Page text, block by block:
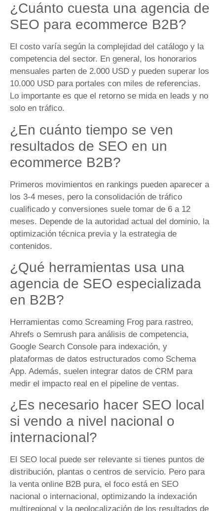
¿Cuánto cuesta una agencia de
SEO para ecommerce B2B?
El costo varía según la complejidad del catálogo y la
competencia del sector. En general, los honorarios
mensuales parten de 2.000 USD y pueden superar los
10.000 USD para portales con miles de referencias.
Lo importante es que el retorno se mida en leads y no
solo en tráfico.
¿En cuánto tiempo se ven
resultados de SEO en un
ecommerce B2B?
Primeros movimientos en rankings pueden aparecer a
los 3-4 meses, pero la consolidación de tráfico
cualificado y conversiones suele tomar de 6 a 12
meses. Depende de la autoridad actual del dominio, la
optimización técnica previa y la estrategia de
contenidos.
¿Qué herramientas usa una
agencia de SEO especializada
en B2B?
Herramientas como Screaming Frog para rastreo,
Ahrefs o Semrush para análisis de competencia,
Google Search Console para indexación, y
plataformas de datos estructurados como Schema
App. Además, suelen integrar datos de CRM para
medir el impacto real en el pipeline de ventas.
¿Es necesario hacer SEO local
si vendo a nivel nacional o
internacional?
El SEO local puede ser relevante si tienes puntos de
distribución, plantas o centros de servicio. Pero para
la venta online B2B pura, el foco está en SEO
nacional o internacional, optimizando la indexación
multiregional y la geolocalización de los resultados de